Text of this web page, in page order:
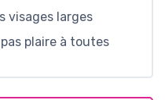
visages larges
plaire à toutes